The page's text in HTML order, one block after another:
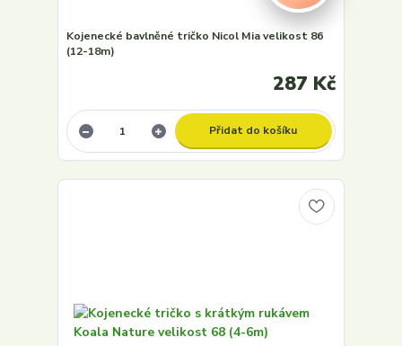
Kojenecké bavlněné tričko Nicol Mia velikost 86
(12-18m)
287 Kč
Přidat do košíku